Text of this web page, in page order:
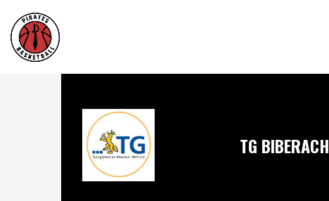
TG BIBERACH